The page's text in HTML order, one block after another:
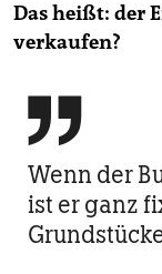
Das heißt: der
verkaufen?

Wenn der
ist er ganz